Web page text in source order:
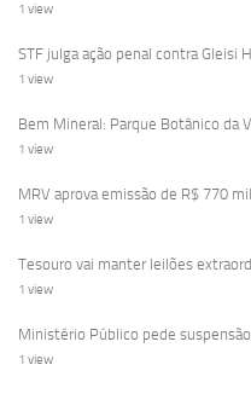
1 view
STF julga ação penal contra Gleisi
1 view
Bem Mineral: Parque Botânico da
1 view
MRV aprova emissão de R$ 770
1 view
Tesouro vai manter leilões
1 view
Ministério Público pede
1 view